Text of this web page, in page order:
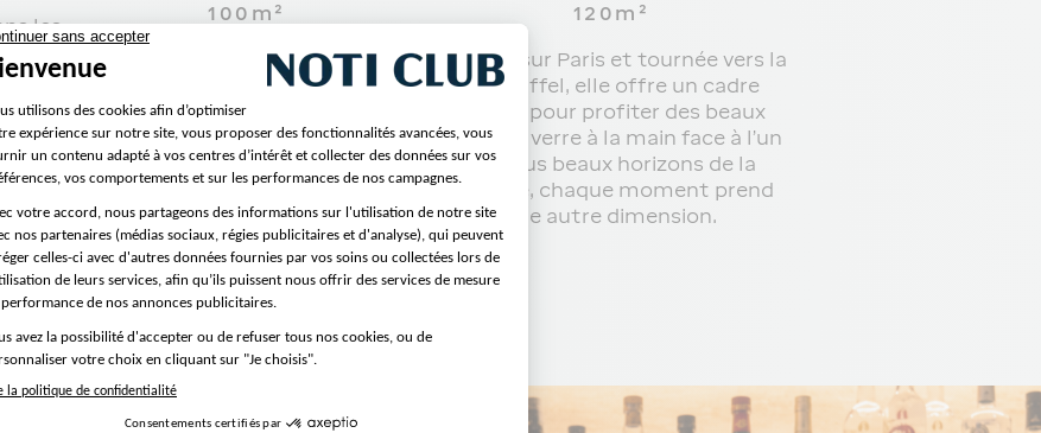
les
un
en
100m²
Plus intime, il invite à créer des
échanges privilégiés. Idéal pour un
séminaire inspirant, une réunion en
petit comité ou une soirée où la
musique prolonge naturellement
l’instant.
120m²
Ouverte sur Paris et tournée vers la
Tour Eiffel, elle offre un cadre
unique pour profiter des beaux
jours. Un verre à la main face à l’un
des plus beaux horizons de la
capitale, chaque moment prend
une autre dimension.